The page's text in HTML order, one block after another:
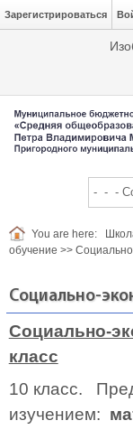
Зарегистрироваться
You are here:
обучение >>
Социально-
Социально-
класс
10 класс.
изучением: